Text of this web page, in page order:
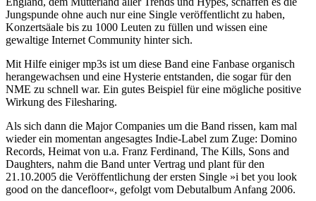
Jungspunde ohne auch nur eine Single veröffentlicht zu haben,
Konzertsäale bis zu 1000 Leuten zu füllen und wissen eine
gewaltige Internet Community hinter sich.
Mit Hilfe einiger mp3s ist um diese Band eine Fanbase organisch
herangewachsen und eine Hysterie entstanden, die sogar für den
NME zu schnell war. Ein gutes Beispiel für eine mögliche positive
Wirkung des Filesharing.
Als sich dann die Major Companies um die Band rissen, kam mal
wieder ein momentan angesagtes Indie-Label zum Zuge: Domino
Records, Heimat von u.a. Franz Ferdinand, The Kills, Sons and
Daughters, nahm die Band unter Vertrag und plant für den
21.10.2005 die Veröffentlichung der ersten Single »i bet you look
good on the dancefloor«, gefolgt vom Debutalbum Anfang 2006.